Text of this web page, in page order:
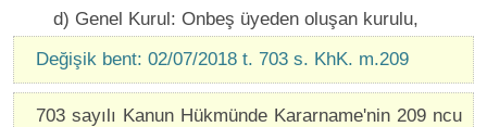
d) Genel Kurul: Onbeş üyeden oluşan kurulu,
Değişik bent: 02/07/2018 t. 703 s. KhK. m.209
703 sayılı Kanun Hükmünde Kararname'nin 209 ncu